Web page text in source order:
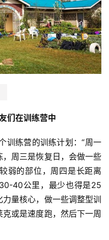
们在训练营中
训练营的训练计划：“周一
周三是恢复日，会做一些
弱的部位，周四是长距离
40公里，最少也得是25
量核心，做一些调整型训
或是速度跑，然后下一周